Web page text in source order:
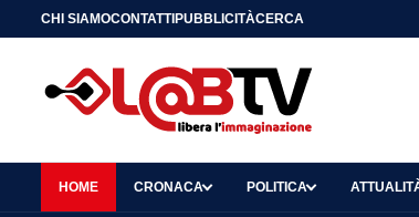
CHI SIAMOCONTATTIPUBBLICITÀCERCA
HOME CRONACA POLITICA